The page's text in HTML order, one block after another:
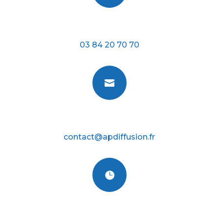
03 84 20 70 70

contact@apdiffusion.fr
